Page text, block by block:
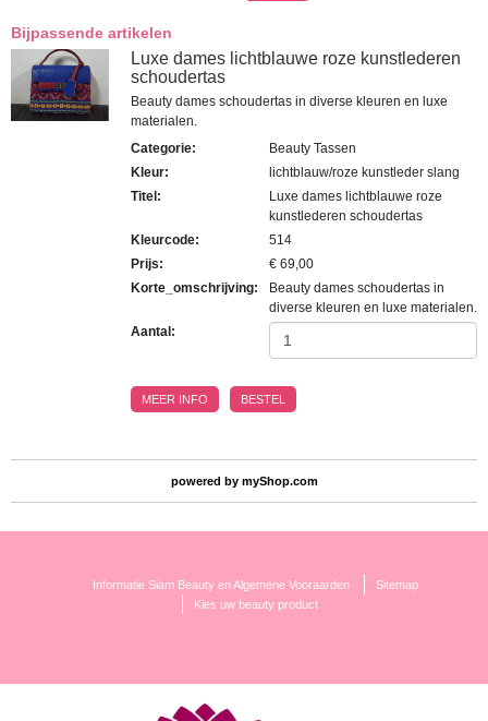
Bijpassende artikelen
Luxe dames lichtblauwe roze kunstlederen
schoudertas
Beauty dames schoudertas in diverse kleuren en luxe
materialen.
Categorie:
Beauty Tassen
Kleur:
lichtblauw/roze kunstleder slang
Titel :
Luxe dames lichtblauwe roze
kunstlederen schoudertas
Kleurcode:
514
Prijs:
€ 69,00
Korte_omschrijving:
Beauty dames schoudertas in
diverse kleuren en luxe materialen.
Aantal:
MEER INFO BESTEL
powered by myShop.com
Informatie Siam Beauty en Algemene Vooraarden
Sitemap
Kies uw beauty product